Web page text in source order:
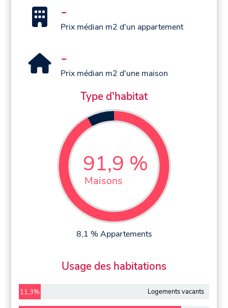
-
Prix médian m2 d'un appartement
-
Prix médian m2 d'une maison
Type d'habitat
91,9 %
Maisons
8,1 % Appartements
Usage des habitations
11,3% Logements vacants